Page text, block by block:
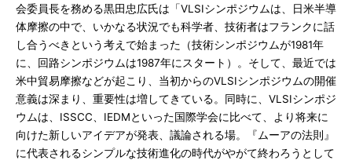
会委員長を務める黒田忠広氏は「VLSIシンポジウムは、日米半導
体摩擦の中で、いかなる状況でも科学者、技術者はフランクに話
し合うべきという考えで始まった（技術シンポジウムが1981年
に、回路シンポジウムは1987年にスタート）。そして、最近では
米中貿易摩擦などが起こり、当初からのVLSIシンポジウムの開催
意義は深まり、重要性は増してきている。同時に、VLSIシンポジ
ウムは、ISSCC、IEDMといった国際学会に比べて、より将来に
向けた新しいアイデアが発表、議論される場。『ムーアの法則』
に代表されるシンプルな技術進化の時代がやがて終わろうとして